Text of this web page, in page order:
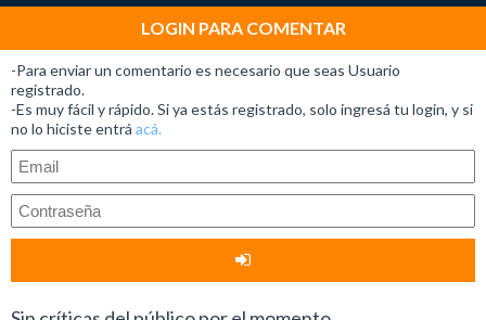
LOGIN PARA COMENTAR
-Para enviar un comentario es necesario que seas Usuario
registrado.
-Es muy fácil y rápido. Si ya estás registrado, solo ingresá tu login, y si
no lo hiciste entrá acá.